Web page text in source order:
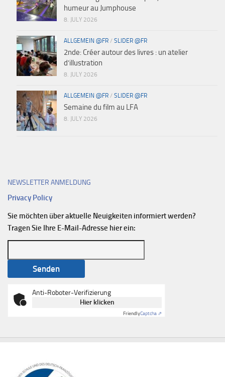
humeur au Jumphouse
8. JULY 2026
ALLGEMEIN @FR / SLIDER @FR
2nde: Créer autour des livres : un atelier
d’illustration
8. JULY 2026
ALLGEMEIN @FR / SLIDER @FR
Semaine du film au LFA
8. JULY 2026
NEWSLETTER ANMELDUNG
Privacy Policy
Sie möchten über aktuelle Neuigkeiten informiert werden?
Tragen Sie Ihre E-Mail-Adresse hier ein:
Anti-Roboter-Verifizierung
Hier klicken
FriendlyCaptcha ⇗